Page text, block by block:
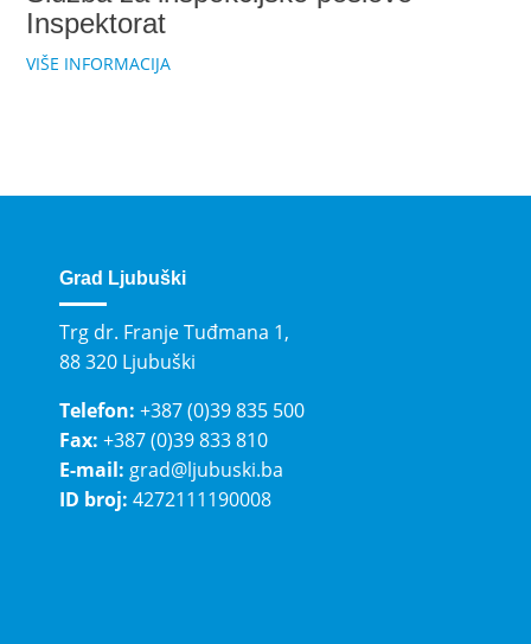
Inspektorat
VIŠE INFORMACIJA
Grad Ljubuški
Trg dr. Franje Tuđmana 1,
88 320 Ljubuški
Telefon: +387 (0)39 835 500
Fax: +387 (0)39 833 810
E-mail: grad@ljubuski.ba
ID broj: 4272111190008